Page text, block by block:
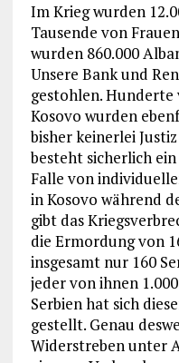
Im Krieg wurden
Tausende von
wurden 860.000
Unsere Bank und
gestohlen.
Kosovo wurden
bisher keinerlei
besteht sicherlich
Falle von
in Kosovo während
gibt das
die Ermordung von
insgesamt nur 160
jeder von ihnen
Serbien hat sich
gestellt. Genau
Widerstreben unter